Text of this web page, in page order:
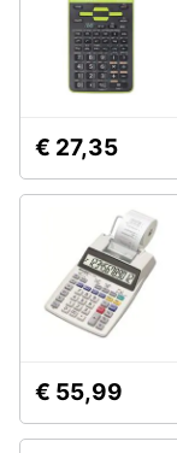
€ 27,35
€ 55,99